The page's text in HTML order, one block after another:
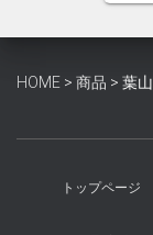
HOME > 商品 > 葉
トップページ